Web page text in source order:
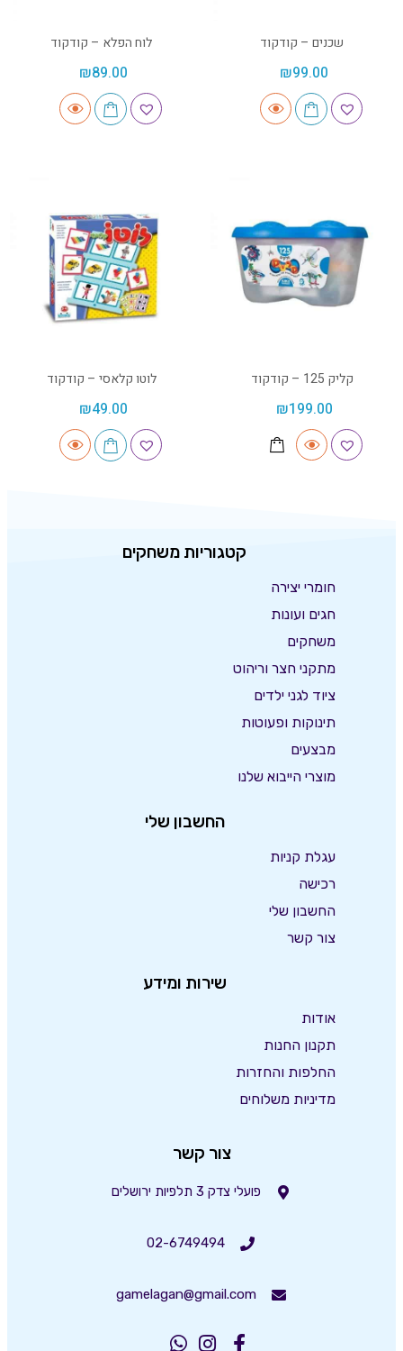
שכנים – קודקוד
₪99.00
לוח הפלא – קודקוד
₪89.00
קליק 125 – קודקוד
₪199.00
לוטו קלאסי – קודקוד
₪49.00
קטגוריות משחקים
חומרי יצירה
חגים ועונות
משחקים
מתקני חצר וריהוט
ציוד לגני ילדים
תינוקות ופעוטות
מבצעים
מוצרי הייבוא שלנו
החשבון שלי
עגלת קניות
רכישה
החשבון שלי
צור קשר
שירות ומידע
אודות
תקנון החנות
החלפות והחזרות
מדיניות משלוחים
צור קשר
פועלי צדק 3 תלפיות ירושלים
02-6749494
gamelagan@gmail.com